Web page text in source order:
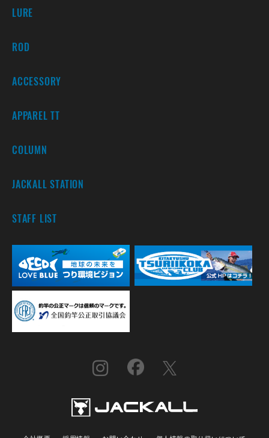
LURE
ROD
ACCESSORY
APPAREL TT
COLUMN
JACKALL STATION
STAFF LIST